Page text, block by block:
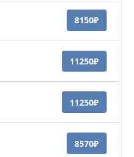
8150₽
11250₽
11250₽
8570₽